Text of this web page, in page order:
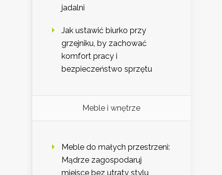
jadalni
Jak ustawić biurko przy
grzejniku, by zachować
komfort pracy i
bezpieczeństwo sprzętu
Meble i wnętrze
Meble do małych przestrzeni:
Mądrze zagospodaruj
miejsce bez utraty stylu